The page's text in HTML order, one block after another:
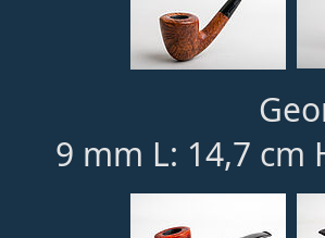
9 mm L: 14,7 cm